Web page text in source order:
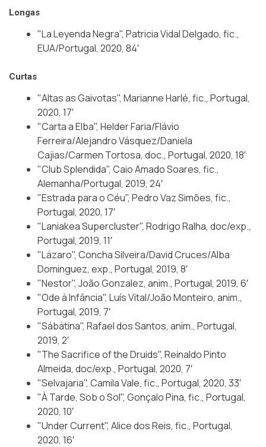
Longas
"La Leyenda Negra", Patricia Vidal Delgado, fic.,
EUA/Portugal, 2020, 84′
Curtas
"Altas as Gaivotas", Marianne Harlé, fic., Portugal,
2020, 17′
"Carta a Elba", Helder Faria/Flávio
Ferreira/Alejandro Vásquez/Daniela
Cajias/Carmen Tortosa, doc., Portugal, 2020, 18′
"Club Splendida", Caio Amado Soares, fic.,
Alemanha/Portugal, 2019, 24′
"Estrada para o Céu", Pedro Vaz Simões, fic.,
Portugal, 2020, 17′
"Laniakea Supercluster", Rodrigo Ralha, doc/exp.,
Portugal, 2019, 11′
"Lázaro", Concha Silveira/David Cruces/Alba
Dominguez, exp., Portugal, 2019, 8′
"Nestor", João Gonzalez, anim., Portugal, 2019, 6′
"Ode à Infância", Luís Vital/João Monteiro, anim.,
Portugal, 2019, 7′
"Sábàtina", Rafael dos Santos, anim., Portugal,
2019, 2′
"The Sacrifice of the Druids", Reinaldo Pinto
Almeida, doc/exp., Portugal, 2020, 7′
"Selvajaria", Camila Vale, fic., Portugal, 2020, 33′
"À Tarde, Sob o Sol", Gonçalo Pina, fic., Portugal,
2020, 10′
"Under Current", Alice dos Reis, fic., Portugal,
2020, 16′